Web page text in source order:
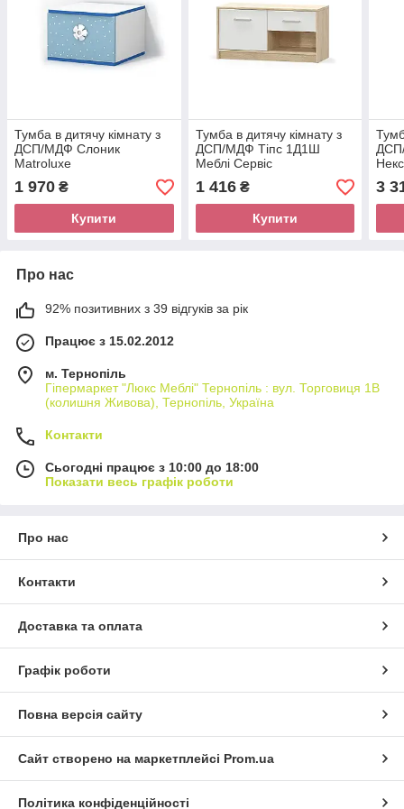
Тумба в дитячу кімнату з
ДСП/МДФ Слоник
Matroluxe
1 970 ₴
Купити
Тумба в дитячу кімнату з
ДСП/МДФ Тіпс 1Д1Ш
Меблі Сервіс
1 416₴
Купити
3
Про нас
92% позитивних з 39 відгуків за рік
Працює з 15.02.2012
м. Тернопіль
Гіпермаркет "Люкс Меблі" Тернопіль : вул. Торговиця 1В
(колишня Живова), Тернопіль, Україна
Контакти
Сьогодні працює з 10:00 до 18:00
Показати весь графік роботи
Про нас
Контакти
Доставка та оплата
Графік роботи
Повна версія сайту
Сайт створено на маркетплейсі Prom.ua
Політика конфіденційності